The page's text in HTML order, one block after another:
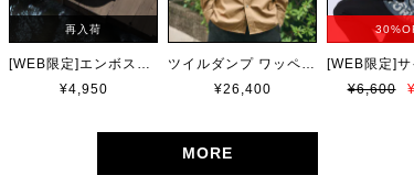
再入荷
[WEB限定]エンボスカラーロゴ シャワーサンダル
¥4,950
ツイルダンプ ワッペン刺繍ワッシャーシャツ
¥26,400
¥6,600
MORE